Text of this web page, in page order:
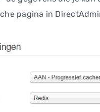
pagina in